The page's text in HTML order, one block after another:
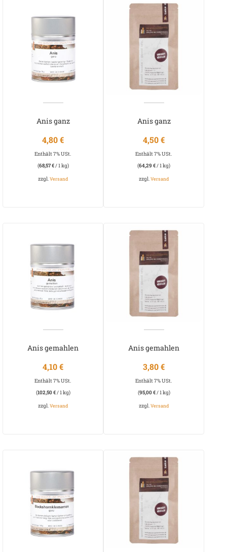
Anis ganz
4,80€
Enthält 7% USt.
(68,57€/ 1 kg)
zzgl.Versand
Anis ganz
4,50€
Enthält 7% USt.
(64,29€/ 1 kg)
zzgl.Versand
Anis gemahlen
4,10€
Enthält 7% USt.
(102,50€/ 1 kg)
zzgl.Versand
Anis gemahlen
3,80€
Enthält 7% USt.
(95,00€/ 1 kg)
zzgl.Versand